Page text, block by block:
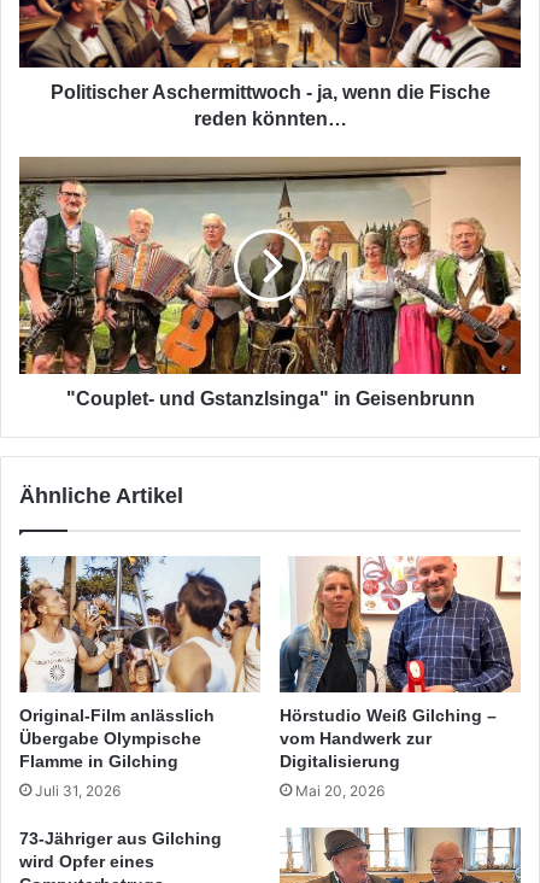
Fische
reden
könnten…
Politischer Aschermittwoch - ja, wenn die Fische
reden könnten…
"Couplet-
und
Gstanzlsinga"
in
Geisenbrunn
"Couplet- und Gstanzlsinga" in Geisenbrunn
Ähnliche Artikel
Original-Film anlässlich
Übergabe Olympische
Flamme in Gilching
Juli 31, 2026
Hörstudio Weiß Gilching –
vom Handwerk zur
Digitalisierung
Mai 20, 2026
73-Jähriger aus Gilching
wird Opfer eines